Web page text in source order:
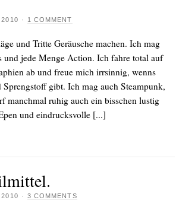
· 1 COMMENT
und Tritte Geräusche machen. Ich mag
und jede Menge Action. Ich fahre total auf
ab und freue mich irrsinnig, wenns
gibt. Ich mag auch Steampunk,
manchmal ruhig auch ein bisschen lustig
und eindrucksvolle [...]
· 3 COMMENTS